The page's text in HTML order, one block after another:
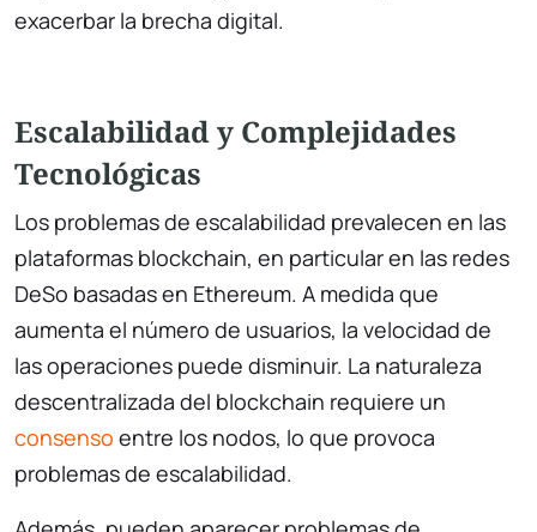
exacerbar la brecha digital.
Escalabilidad y Complejidades
Tecnológicas
Los problemas de escalabilidad prevalecen en las
plataformas blockchain, en particular en las redes
DeSo basadas en Ethereum. A medida que
aumenta el número de usuarios, la velocidad de
las operaciones puede disminuir. La naturaleza
descentralizada del blockchain requiere un
consenso entre los nodos, lo que provoca
problemas de escalabilidad.